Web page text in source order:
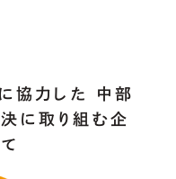
・パートナー
協力した 中部
に取り組む企